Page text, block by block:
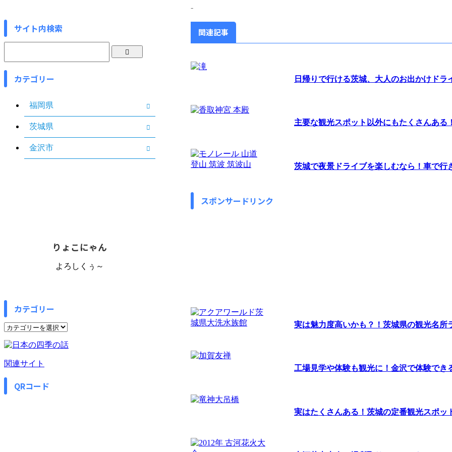
-
関連記事
日帰りで行ける茨城、大人のお出かけドラ
主要な観光スポット以外にもたくさんある
茨城で夜景ドライブを楽しむなら！車で行
スポンサードリンク
実は魅力度高いかも？！茨城県の観光名所
工場見学や体験も観光に！金沢で体験でき
実はたくさんある！茨城の定番観光スポッ
サイト内検索
カテゴリー
福岡県
茨城県
金沢市
りょこにゃん
よろしくぅ～
カテゴリー
カ
ゴ
リ
ー
関連サイト
QRコード